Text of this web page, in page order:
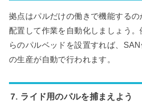
拠点はパルだけの働きで機能する
配置して作業を自動化しましょう
らのパルベッドを設置すれば、
の生産が自動で行われます。
7. ライド用のパルを捕まえよう